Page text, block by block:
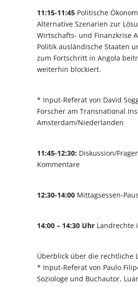
11:15-11:45Politische
Alternative Szenarien zur
Wirtschafts- und Finanzkrise
Politik ausländische Staaten
zum Fortschritt in Angola
weiterhin blockiert.
* Input-Referat von David
Forscher am Transnational
Amsterdam/Niederlanden
11:45-12:30:Diskussion/
Kommentare
12:30-14:00Mittagsessen-
14:00 – 14:30 Uhr Landrechte
Überblick über die rechtliche
* Input-Referat von Paulo
Soziologe und Buchautor,